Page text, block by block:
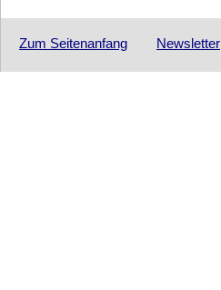
Zum Seitenanfang Newsletter